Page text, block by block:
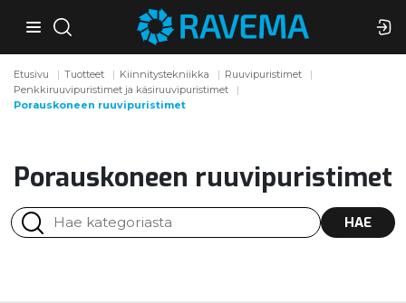
Etusivu Tuotteet Kiinnitystekniikka
Ruuvipuristimet
Penkkiruuvipuristimet ja käsiruuvipuristimet
Porauskoneen ruuvipuristimet
Porauskoneen ruuvipuristimet
HAE